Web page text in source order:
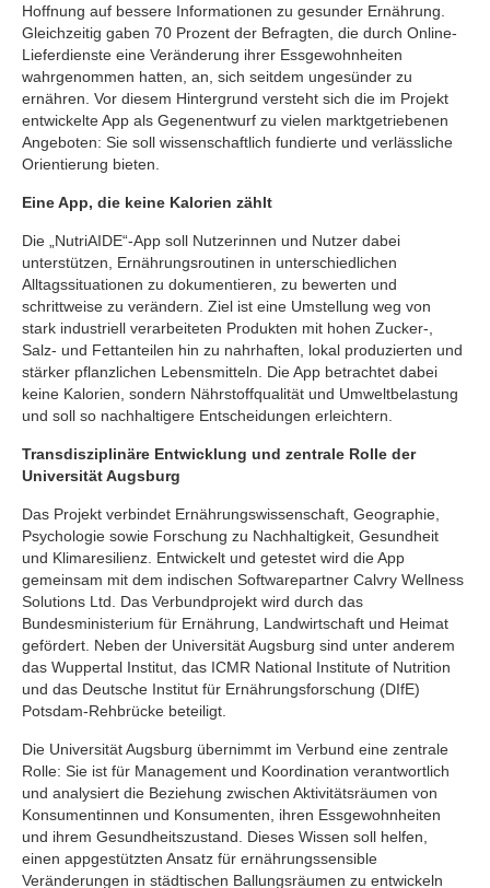
Hoffnung auf bessere Informationen zu gesunder Ernährung.
Gleichzeitig gaben 70 Prozent der Befragten, die durch Online-
Lieferdienste eine Veränderung ihrer Essgewohnheiten
wahrgenommen hatten, an, sich seitdem ungesünder zu
ernähren. Vor diesem Hintergrund versteht sich die im Projekt
entwickelte App als Gegenentwurf zu vielen marktgetriebenen
Angeboten: Sie soll wissenschaftlich fundierte und verlässliche
Orientierung bieten.
Eine App, die keine Kalorien zählt
Die „NutriAIDE“-App soll Nutzerinnen und Nutzer dabei
unterstützen, Ernährungsroutinen in unterschiedlichen
Alltagssituationen zu dokumentieren, zu bewerten und
schrittweise zu verändern. Ziel ist eine Umstellung weg von
stark industriell verarbeiteten Produkten mit hohen Zucker-,
Salz- und Fettanteilen hin zu nahrhaften, lokal produzierten und
stärker pflanzlichen Lebensmitteln. Die App betrachtet dabei
keine Kalorien, sondern Nährstoffqualität und Umweltbelastung
und soll so nachhaltigere Entscheidungen erleichtern.
Transdisziplinäre Entwicklung und zentrale Rolle der
Universität Augsburg
Das Projekt verbindet Ernährungswissenschaft, Geographie,
Psychologie sowie Forschung zu Nachhaltigkeit, Gesundheit
und Klimaresilienz. Entwickelt und getestet wird die App
gemeinsam mit dem indischen Softwarepartner Calvry Wellness
Solutions Ltd. Das Verbundprojekt wird durch das
Bundesministerium für Ernährung, Landwirtschaft und Heimat
gefördert. Neben der Universität Augsburg sind unter anderem
das Wuppertal Institut, das ICMR National Institute of Nutrition
und das Deutsche Institut für Ernährungsforschung (DIfE)
Potsdam-Rehbrücke beteiligt.
Die Universität Augsburg übernimmt im Verbund eine zentrale
Rolle: Sie ist für Management und Koordination verantwortlich
und analysiert die Beziehung zwischen Aktivitätsräumen von
Konsumentinnen und Konsumenten, ihren Essgewohnheiten
und ihrem Gesundheitszustand. Dieses Wissen soll helfen,
einen appgestützten Ansatz für ernährungssensible
Veränderungen in städtischen Ballungsräumen zu entwickeln